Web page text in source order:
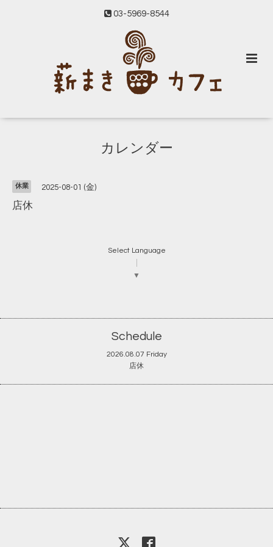
03-5969-8544
カレンダー
休業 2025-08-01 (金)
店休
Select Language
▼
Schedule
2026.08.07 Friday
店休